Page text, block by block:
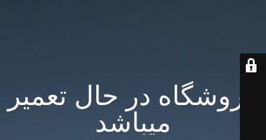
فروشگاه در حال تعمیر
میباشد